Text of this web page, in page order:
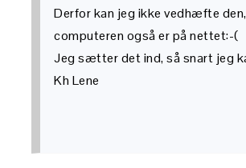
Derfor kan jeg ikke vedhæfte
computeren også er på nettet:-(
Jeg sætter det ind, så snart jeg
Kh Lene